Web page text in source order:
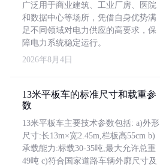
广泛用于商业建筑、工业厂房、医院
和数据中心等场所，凭借自身优势满
足不同领域对电力供应的高要求，保
障电力系统稳定运行。
2026年8月4日
13米平板车的标准尺寸和载重参
数
13米平板车主要技术参数包括: a)外形
尺寸:长13m×宽2.45m,栏板高55cm b)
承载能力:标载30-35吨,最大允许总重
49吨 c)符合国家道路车辆外廓尺寸及